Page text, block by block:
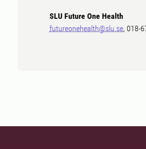
SLU Future One Health
futureonehealth@slu.se, 018-